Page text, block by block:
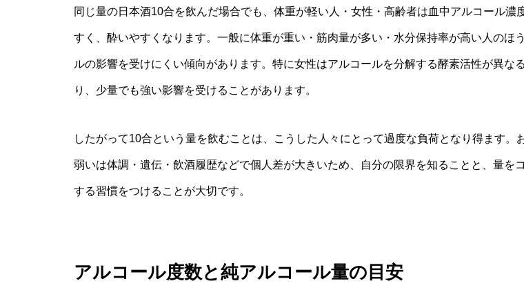
同じ量の日本酒10合を飲んだ場合でも、体重が軽い人・女性・高齢者は血中アルコール濃
すく、酔いやすくなります。一般に体重が重い・筋肉量が多い・水分保持率が高い人のほ
ルの影響を受けにくい傾向があります。特に女性はアルコールを分解する酵素活性が異な
り、少量でも強い影響を受けることがあります。
したがって10合という量を飲むことは、こうした人々にとって過度な負荷となり得ます。
弱いは体調・遺伝・飲酒履歴などで個人差が大きいため、自分の限界を知ることと、量を
する習慣をつけることが大切です。
アルコール度数と純アルコール量の目安